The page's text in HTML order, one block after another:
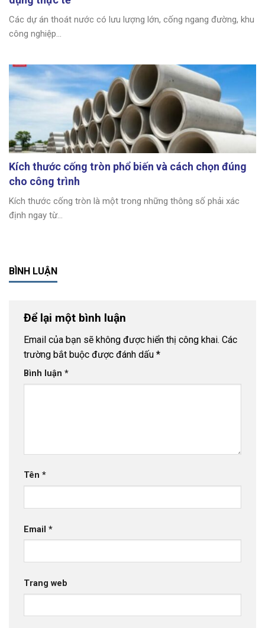
Các dự án thoát nước có lưu lượng lớn, cống ngang đường, khu
công nghiệp...
Kích thước cống tròn phổ biến và cách chọn đúng
cho công trình
Kích thước cống tròn là một trong những thông số phải xác
định ngay từ...
BÌNH LUẬN
Để lại một bình luận
Email của bạn sẽ không được hiển thị công khai. Các
trường bắt buộc được đánh dấu *
Bình luận *
Tên *
Email *
Trang web